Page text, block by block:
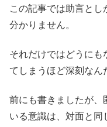
この記事では助言とし
分かりません。
それだけではどうにも
てしまうほど深刻なん
前にも書きましたが、
いる意識は、対面と同